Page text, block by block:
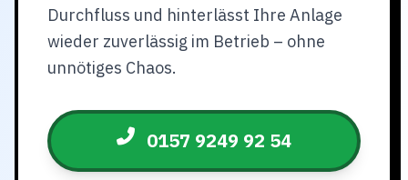
Durchfluss und hinterlässt Ihre Anlage
wieder zuverlässig im Betrieb – ohne
unnötiges Chaos.
0157 9249 92 54